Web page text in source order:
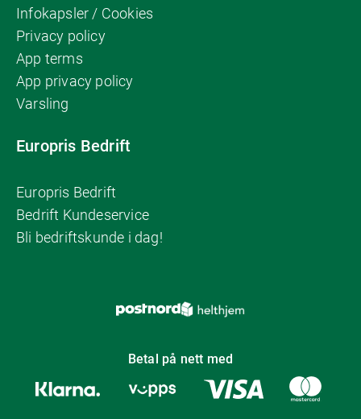
Infokapsler / Cookies
Privacy policy
App terms
App privacy policy
Varsling
Europris Bedrift
Europris Bedrift
Bedrift Kundeservice
Bli bedriftskunde i dag!
Betal på nett med